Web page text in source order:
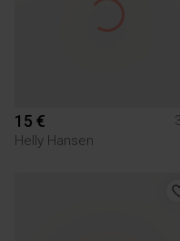
15 €
Helly Hansen